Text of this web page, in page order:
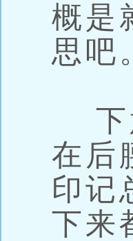
概是
思吧
下
在后
印记
下来